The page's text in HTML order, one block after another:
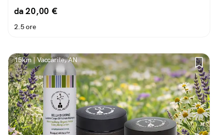
da 20,00 €
2.5 ore
15km | Vaccarile, AN